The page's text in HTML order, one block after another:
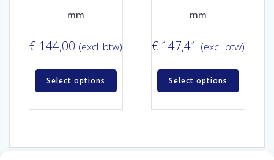
mm
€ 144,00 (excl. btw)
Select options
mm
€ 147,41 (excl. btw)
Select options